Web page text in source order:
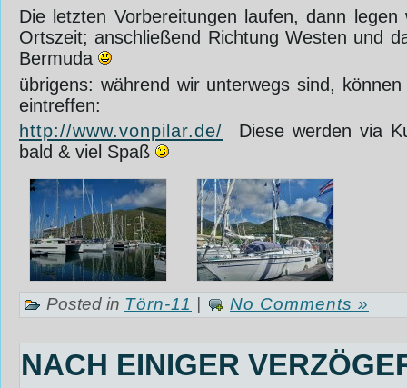
Die letzten Vorbereitungen laufen, dann
Ortszeit; anschließend Richtung Westen und
Bermuda
übrigens: während wir unterwegs sind,
eintreffen:
http://www.vonpilar.de/
‎Diese werden via
bald & viel Spaß
Posted in Törn-11 No Comments »
NACH EINIGER